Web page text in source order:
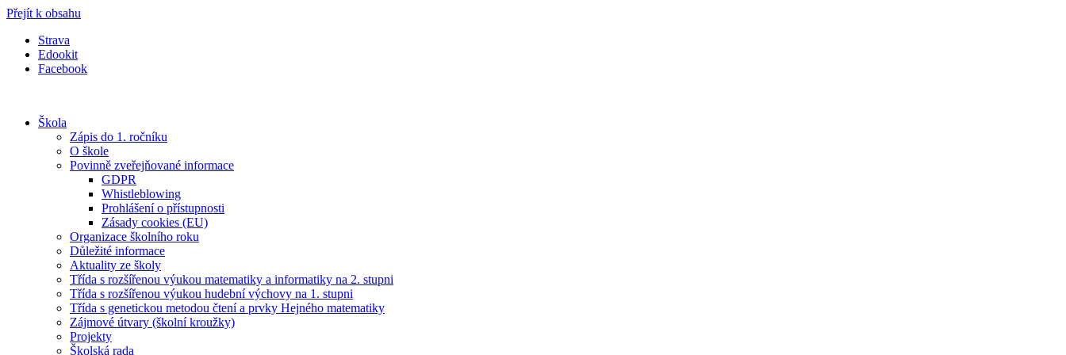
Přejít k obsahu
Strava
Edookit
Facebook
Škola
Zápis do 1. ročníku
O škole
Povinně zveřejňované informace
GDPR
Whistleblowing
Prohlášení o přístupnosti
Zásady cookies (EU)
Organizace školního roku
Důležité informace
Aktuality ze školy
Třída s rozšířenou výukou matematiky a informatiky na 2. stupni
Třída s rozšířenou výukou hudební výchovy na 1. stupni
Třída s genetickou metodou čtení a prvky Hejného matematiky
Zájmové útvary (školní kroužky)
Projekty
Školská rada